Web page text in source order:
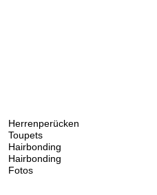
Herrenperücken
Toupets
Hairbonding
Hairbonding
Fotos